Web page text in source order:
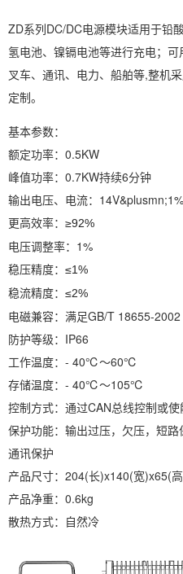
ZD系列DC/DC电源模块适用于铅
氢电池、镍镉电池等进行充电；可
叉车、通讯、电力、船舶等,整机
定制。
基本参数：
额定功率：0.5KW
峰值功率：0.7KW持续6分钟
输出电压、电流：
更高效率： ≥92%
电压调整率：1%
稳压精度： ≤1%
稳流精度： ≤2%
电磁兼容：满足GB/T 18655-2002
防护等级：IP66
工作温度：- 40℃～60℃
存储温度：- 40℃～105℃
控制方式：通过CAN总线控制或使
保护功能：输出过压，欠压，短路
通讯保护
产品尺寸：204(长)x140(宽)x65(
产品净重：0.6kg
散热方式：自然冷